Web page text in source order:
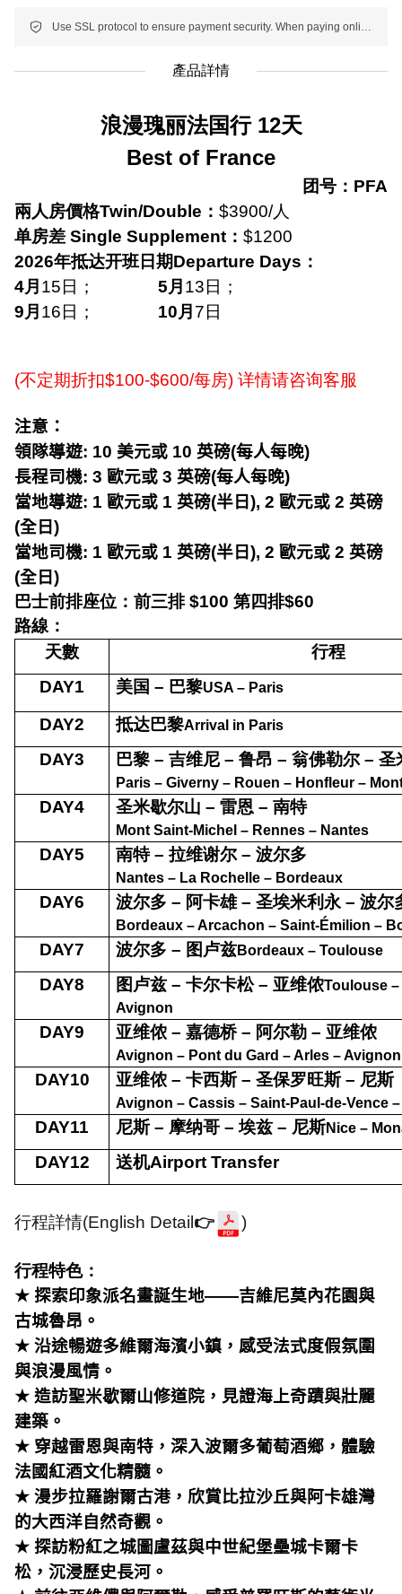
Use SSL protocol to ensure payment security. When paying online, your payment information is protected.
產品詳情
浪漫瑰丽法国行12天
Best of France
团号： PFA
兩人房價格Twin/Double ： $3900/人
单房差 Single Supplement ： $1200
2026年抵达开班日期Departure Days ：
4月 15 日； 5月 13 日；
9月 16 日； 10月 7 日
(不定期折扣$100-$600/每房) 详情请咨询客服
注意：
領隊導遊: 10 美元或 10 英磅(每人每晚)
長程司機: 3 歐元或 3 英磅(每人每晚)
當地導遊: 1 歐元或 1 英磅(半日 ), 2 歐元或 2 英磅
(全日 )
當地司機: 1 歐元或 1 英磅(半日 ), 2 歐元或 2 英磅
(全日 )
巴士前排座位：前三排$100 第四排$60
路線：
天數
行程
DAY1
美国– 巴黎USA – Paris
DAY2 抵达巴黎Arrival in Paris
DAY3 巴黎–吉维尼–鲁昂–翁佛勒尔–圣
Paris – Giverny – Rouen – Honfleur –
DAY4 圣米歇尔山–雷恩–南特
Mont Saint-Michel – Rennes – Nantes
DAY5 南特–拉维谢尔–波尔多
Nantes – La Rochelle – Bordeaux
DAY6 波尔多– 阿卡雄–圣埃米利永–波尔
Bordeaux – Arcachon – Saint-Émilion –
DAY7 波尔多– 图卢兹Bordeaux – Toulouse
DAY8 图卢兹–卡尔卡松– 亚维侬Toulouse
Avignon
DAY9 亚维侬–嘉德桥– 阿尔勒– 亚维侬
Avignon – Pont du Gard – Arles – Avignon
DAY10 亚维侬–卡西斯–圣保罗旺斯– 尼斯
Avignon – Cassis – Saint-Paul-de-Vence
DAY11 尼斯– 摩纳哥–埃兹– 尼斯Nice –
DAY12 送机Airport Transfer
行程詳情(English Detail 👉 )
行程特色：
★ 探索印象派名畫誕生地——吉維尼莫內花園與
古城魯昂。
★ 沿途暢遊多維爾海濱小鎮，感受法式度假氛圍
與浪漫風情。
★ 造訪聖米歇爾山修道院，見證海上奇蹟與壯麗
建築。
★ 穿越雷恩與南特，深入波爾多葡萄酒鄉，體驗
法國紅酒文化精髓。
★ 漫步拉羅謝爾古港，欣賞比拉沙丘與阿卡雄灣
的大西洋自然奇觀。
★ 探訪粉紅之城圖盧茲與中世紀堡壘城卡爾卡
松，沉浸歷史長河。